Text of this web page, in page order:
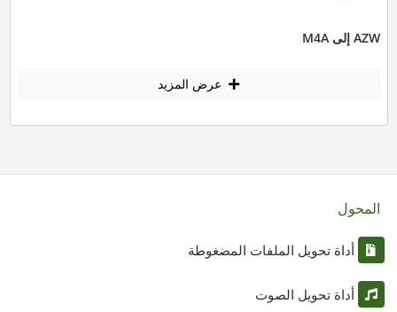
AZW إلى M4A
عرض المزيد
المحول
أداة تحويل الملفات المضغوطة
أداة تحويل الصوت